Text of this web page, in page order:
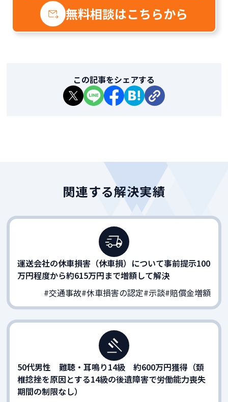
無料相談はこちらから
この記事をシェアする
関連する解決実績
運送会社の休車損害（休車損）について事前提示100
万円程度から約615万円まで増額して解決
#交通事故#休車損害の認定#示談#賠償金増額
50代男性 難聴・耳鳴り14級 約600万円獲得（頚
椎捻挫を原因とする14級の後遺障害で労働能力喪失
期間の制限なし）